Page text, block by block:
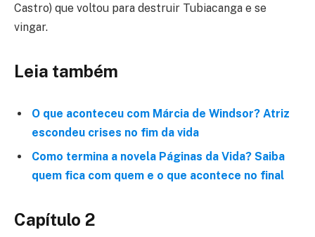
Castro) que voltou para destruir Tubiacanga e se
vingar.
Leia também
O que aconteceu com Márcia de Windsor? Atriz
escondeu crises no fim da vida
Como termina a novela Páginas da Vida? Saiba
quem fica com quem e o que acontece no final
Capítulo 2